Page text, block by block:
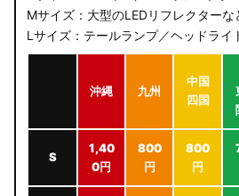
Mサイズ：大型のLEDリフレクターな
Lサイズ：テールランプ／ヘッドライ
沖縄 九州
中国
四国
S
1,40
0円
800
円
800
円